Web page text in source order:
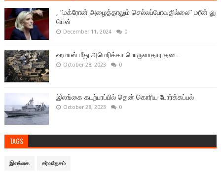
, “மக்ரோன் அழைத்தாலும் செல்லப்போவதில்லை” மரீன் லு
பென்
December 11, 2024 0
ஹமாஸ் மீது அமெரிக்கா பொருளாதார தடை
October 28, 2023 0
இலங்கை கடற்பரப்பில் தென் கொரிய போர்க்கப்பல்
October 28, 2023 0
TAGS
இலங்கை சர்வதேசம்